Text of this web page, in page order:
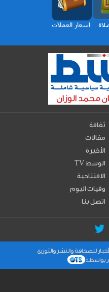
ثقافة
مقالات
الأخيرة
TV الوسط
الافتتاحية
وفيات اليوم
اتصل بنا
للصحافة والنشر والتوزيع
بواسطة